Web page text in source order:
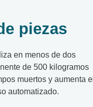
piezas
en menos de dos
de 500 kilogramos
muertos y aumenta el
automatizado.